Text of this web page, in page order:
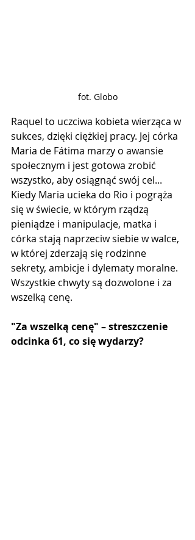
fot. Globo
Raquel to uczciwa kobieta wierząca w
sukces, dzięki ciężkiej pracy. Jej córka
Maria de Fátima marzy o awansie
społecznym i jest gotowa zrobić
wszystko, aby osiągnąć swój cel...
Kiedy Maria ucieka do Rio i pogrąża
się w świecie, w którym rządzą
pieniądze i manipulacje, matka i
córka stają naprzeciw siebie w walce,
w której zderzają się rodzinne
sekrety, ambicje i dylematy moralne.
Wszystkie chwyty są dozwolone i za
wszelką cenę.
"Za wszelką cenę" – streszczenie
odcinka 61, co się wydarzy?